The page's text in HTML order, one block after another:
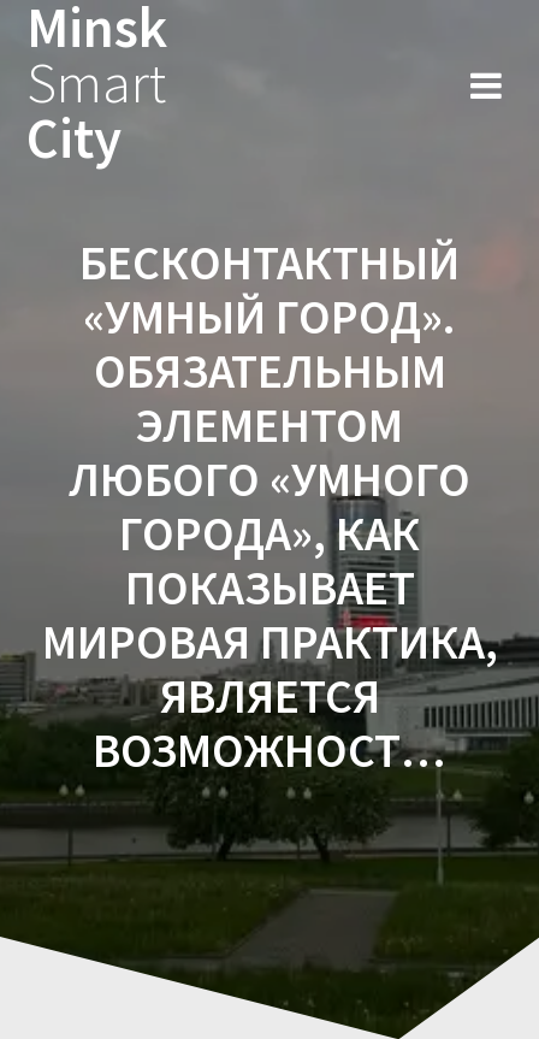
Minsk
Smart
City
БЕСКОНТАКТНЫЙ
«УМНЫЙ ГОРОД».
ОБЯЗАТЕЛЬНЫМ
ЭЛЕМЕНТОМ
ЛЮБОГО «УМНОГО
ГОРОДА», КАК
ПОКАЗЫВАЕТ
МИРОВАЯ ПРАКТИКА,
ЯВЛЯЕТСЯ
ВОЗМОЖНОСТ…